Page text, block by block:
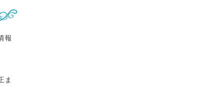
報
ま